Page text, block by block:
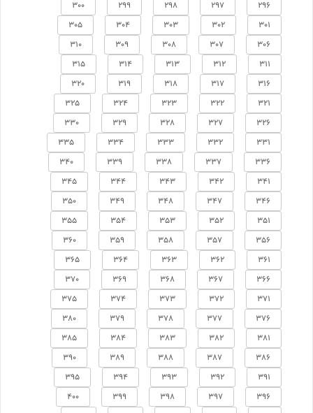
296
297
298
299
300
301
302
303
304
305
306
307
308
309
310
311
312
313
314
315
316
317
318
319
320
321
322
323
324
325
326
327
328
329
330
331
332
333
334
335
336
337
338
339
340
341
342
343
344
345
346
347
348
349
350
351
352
353
354
355
356
357
358
359
360
361
362
363
364
365
366
367
368
369
370
371
372
373
374
375
376
377
378
379
380
381
382
383
384
385
386
387
388
389
390
391
392
393
394
395
396
397
398
399
400